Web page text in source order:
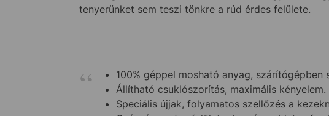
tenyerünket sem teszi tönkre a rúd érdes felülete.
100% géppel mosható anyag, szárítógépben
Állítható csuklószorítás, maximális kényelem.
Speciális újjak, folyamatos szellőzés a